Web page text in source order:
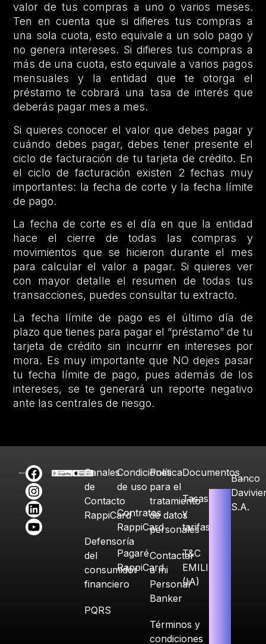
valor de tus compras a uno o varios meses.
Ten en cuenta que si difieres tus compras a
una sola cuota, esto equivale a un solo pago y
no genera intereses. Si difieres tus compras a
más de una cuota, esto equivale a varios pagos
mensuales y la entidad que te otorga el
préstamo te cobrará una tasa de interés que
deberás pagar mes a mes.
Si quieres conocer el valor que debes pagar y
cuándo debes pagar, debes tener presente el
ciclo de facturación de tu tarjeta de crédito. En
el ciclo de facturación existen 2 fechas muy
importantes: la fecha de corte y la fecha límite
de pago.
La fecha de corte es el día en que la entidad
hace el cierre de todas las compras y
movimientos que se hicieron durante el mes
para calcular el valor a pagar. Si quieres ver
con mayor detalle el resumen de todas tus
transacciones, puedes consultar tu extracto.
La fecha límite de pago es el último día de
plazo que tienes para pagar el “préstamo” de tu
tarjeta de crédito sin incurrir en intereses por
mora. Es muy importante que NO dejes pasar
tu fecha límite de pago, pues además de los
intereses, se te generará un reporte negativo
ante las centrales de riesgo.
Canales
de
Contacto
RappiCard
Defensoría
del
consumidor
financiero
PQRS
Condiciones
de uso
Contratos
RappiCard
Pagaré
RappiCard
Política
para el
tratamiento
de datos
personales
Contactar
a mi
Personal
Banker
Términos y
condiciones
Documentos
Tasas
y
tarifas
T&C
EMILIA
(IA)
Banco
S.A.